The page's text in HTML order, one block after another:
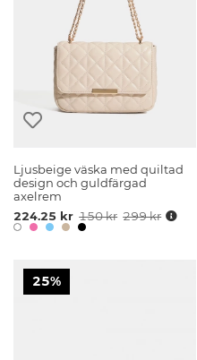
Ljusbeige väska med quiltad
design och guldfärgad
axelrem
224.25 kr 150 kr 299 kr
25%